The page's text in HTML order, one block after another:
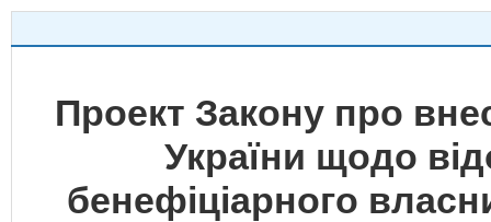
Проект Закону про
України щодо
бенефіціарного